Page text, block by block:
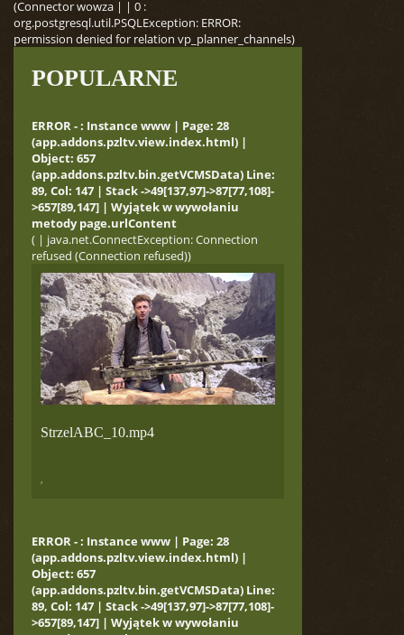
(Connector wowza | | 0 :
org.postgresql.util.PSQLException: ERROR:
permission denied for relation vp_planner_channels)
POPULARNE
ERROR - : Instance www | Page: 28
(app.addons.pzltv.view.index.html) |
Object: 657
(app.addons.pzltv.bin.getVCMSData) Line:
89, Col: 147 | Stack ->49[137,97]->87[77,108]-
>657[89,147] | Wyjątek w wywołaniu
metody page.urlContent
( | java.net.ConnectException: Connection
refused (Connection refused))
StrzelABC_10.mp4
,
ERROR - : Instance www | Page: 28
(app.addons.pzltv.view.index.html) |
Object: 657
(app.addons.pzltv.bin.getVCMSData) Line:
89, Col: 147 | Stack ->49[137,97]->87[77,108]-
>657[89,147] | Wyjątek w wywołaniu